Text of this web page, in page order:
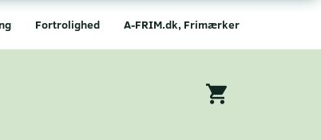
A-FRIM.dk, Frimærker
Fortrolighed